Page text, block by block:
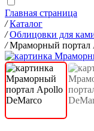
Главная страница
/ Каталог
/ Облицовки для
/ Мраморный портал